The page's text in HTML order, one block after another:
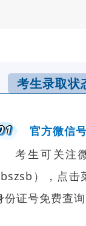
考生录取状
官方微信
考生可关注
），点击
份证号免费查